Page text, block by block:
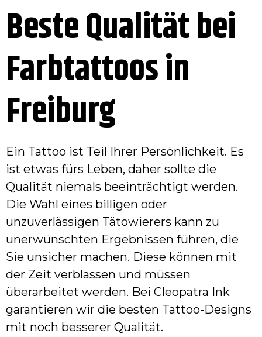
Beste Qualität bei
Farbtattoos in
Freiburg
Ein Tattoo ist Teil Ihrer Persönlichkeit. Es
ist etwas fürs Leben, daher sollte die
Qualität niemals beeinträchtigt werden.
Die Wahl eines billigen oder
unzuverlässigen Tätowierers kann zu
unerwünschten Ergebnissen führen, die
Sie unsicher machen. Diese können mit
der Zeit verblassen und müssen
überarbeitet werden. Bei Cleopatra Ink
garantieren wir die besten Tattoo-Designs
mit noch besserer Qualität.